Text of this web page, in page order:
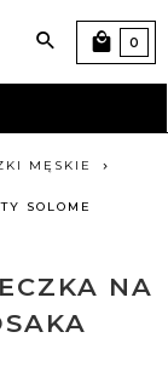
0
MĘSKIE
SOLOME
NA